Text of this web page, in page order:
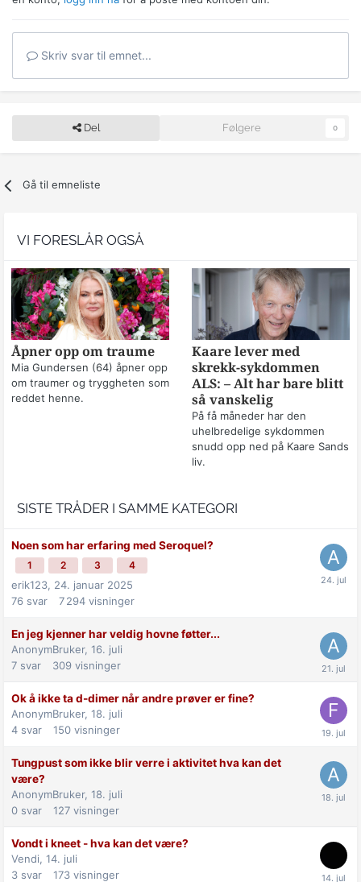
Skriv svar til emnet...
Del Følgere 0
Gå til emneliste
VI FORESLÅR OGSÅ
Åpner opp om traume
Mia Gundersen (64) åpner opp
om traumer og tryggheten som
reddet henne.
Kaare lever med
skrekk-sykdommen
ALS: – Alt har bare blitt
så vanskelig
På få måneder har den
uhelbredelige sykdommen
snudd opp ned på Kaare Sands
liv.
SISTE TRÅDER I SAMME KATEGORI
Noen som har erfaring med Seroquel?
1 2 3 4
erik123, 24. januar 2025
76 svar 7 294 visninger
En jeg kjenner har veldig hovne føtter...
AnonymBruker, 16. juli
7 svar 309 visninger
Ok å ikke ta d-dimer når andre prøver er fine?
AnonymBruker, 18. juli
4 svar 150 visninger
Tungpust som ikke blir verre i aktivitet hva kan det
være?
AnonymBruker, 18. juli
0 svar 127 visninger
Vondt i kneet - hva kan det være?
Vendi, 14. juli
3 svar 173 visninger